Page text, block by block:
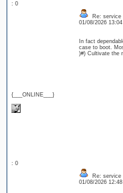
: 0
{___ONLINE___}
Re: service
01/08/2026
In fact
case to boot.
)#) Cultivate
: 0
Re: service
01/08/2026